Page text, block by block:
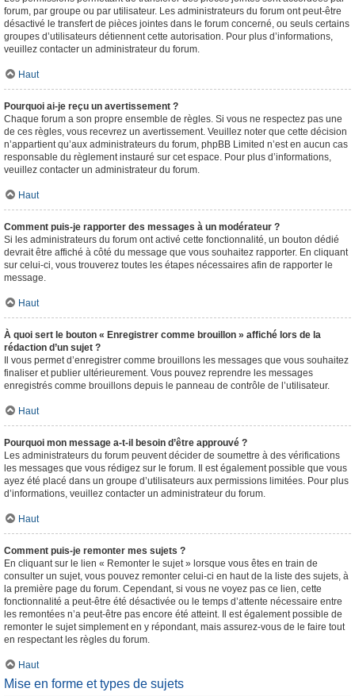
forum, par groupe ou par utilisateur. Les administrateurs du forum ont peut-être
désactivé le transfert de pièces jointes dans le forum concerné, ou seuls certains
groupes d’utilisateurs détiennent cette autorisation. Pour plus d’informations,
veuillez contacter un administrateur du forum.
Haut
Pourquoi ai-je reçu un avertissement ?
Chaque forum a son propre ensemble de règles. Si vous ne respectez pas une
de ces règles, vous recevrez un avertissement. Veuillez noter que cette décision
n’appartient qu’aux administrateurs du forum, phpBB Limited n’est en aucun cas
responsable du règlement instauré sur cet espace. Pour plus d’informations,
veuillez contacter un administrateur du forum.
Haut
Comment puis-je rapporter des messages à un modérateur ?
Si les administrateurs du forum ont activé cette fonctionnalité, un bouton dédié
devrait être affiché à côté du message que vous souhaitez rapporter. En cliquant
sur celui-ci, vous trouverez toutes les étapes nécessaires afin de rapporter le
message.
Haut
À quoi sert le bouton « Enregistrer comme brouillon » affiché lors de la
rédaction d’un sujet ?
Il vous permet d’enregistrer comme brouillons les messages que vous souhaitez
finaliser et publier ultérieurement. Vous pouvez reprendre les messages
enregistrés comme brouillons depuis le panneau de contrôle de l’utilisateur.
Haut
Pourquoi mon message a-t-il besoin d’être approuvé ?
Les administrateurs du forum peuvent décider de soumettre à des vérifications
les messages que vous rédigez sur le forum. Il est également possible que vous
ayez été placé dans un groupe d’utilisateurs aux permissions limitées. Pour plus
d’informations, veuillez contacter un administrateur du forum.
Haut
Comment puis-je remonter mes sujets ?
En cliquant sur le lien « Remonter le sujet » lorsque vous êtes en train de
consulter un sujet, vous pouvez remonter celui-ci en haut de la liste des sujets, à
la première page du forum. Cependant, si vous ne voyez pas ce lien, cette
fonctionnalité a peut-être été désactivée ou le temps d’attente nécessaire entre
les remontées n’a peut-être pas encore été atteint. Il est également possible de
remonter le sujet simplement en y répondant, mais assurez-vous de le faire tout
en respectant les règles du forum.
Haut
Mise en forme et types de sujets